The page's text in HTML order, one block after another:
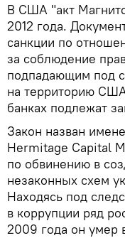
В США "акт
2012 года.
санкции по
за соблюдение
подпадающим под
на территорию
банках подлежат
Закон назван
Hermitage Capital
по обвинению в
незаконных схем
Находясь под
в коррупции ряд
2009 года он умер